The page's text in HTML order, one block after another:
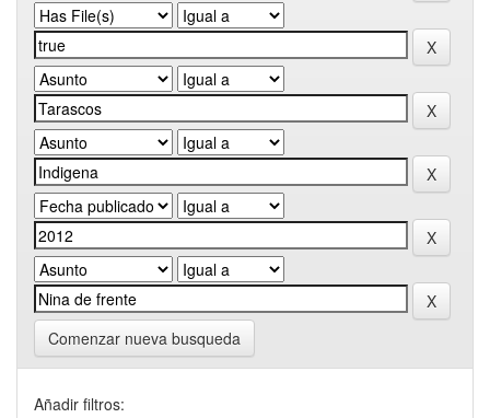
Comenzar nueva busqueda
Añadir filtros: